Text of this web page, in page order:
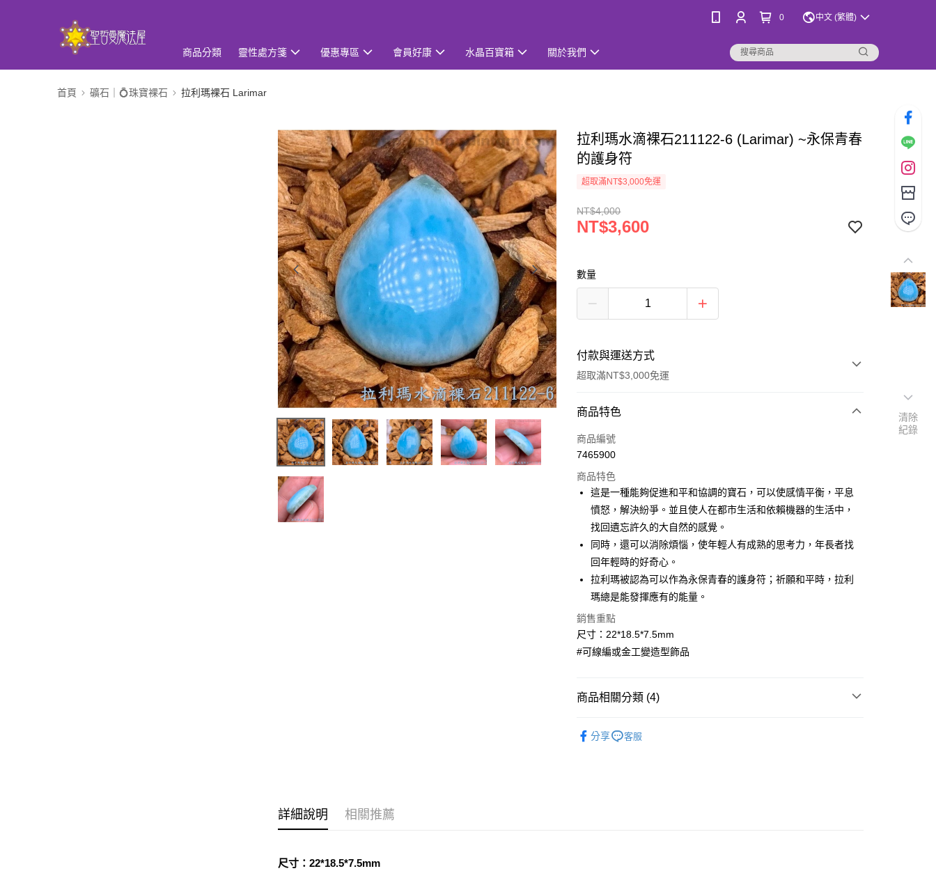
0 中文 (繁體)
商品分類 靈性處方箋 優惠專區 會員好康 水晶百寶箱 關於我們
首頁 礦石｜💍珠寶裸石 拉利瑪裸石 Larimar
拉利瑪水滴裸石211122-6 (Larimar) ~永保青春
的護身符
超取滿NT$3,000免運
NT$4,000
NT$3,600
數量
付款與運送方式
超取滿NT$3,000免運
付款方式
信用卡一次付款
LINE Pay
Apple Pay
街口支付
悠遊付
ATM付款
運送方式
商品特色
商品編號
7465900
商品特色
這是一種能夠促進和平和協調的寶石，可以使感情平衡，平息
憤怒，解決紛爭。並且使人在都市生活和依賴機器的生活中，
找回遺忘許久的大自然的感覺。
同時，還可以消除煩惱，使年輕人有成熟的思考力，年長者找
回年輕時的好奇心。
拉利瑪被認為可以作為永保青春的護身符；祈願和平時，拉利
瑪總是能發揮應有的能量。
銷售重點
尺寸：22*18.5*7.5mm
#可線編或金工變造型飾品
商品相關分類 (4)
分享 客服
詳細說明 相關推薦
尺寸：22*18.5*7.5mm
清除
紀錄